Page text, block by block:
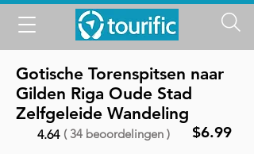
Gotische Torenspitsen naar
Gilden Riga Oude Stad
Zelfgeleide Wandeling
4.64 ( 34 beoordelingen ) $6.99